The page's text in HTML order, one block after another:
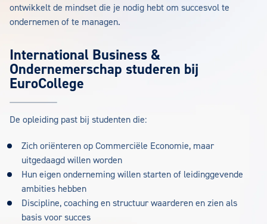
ontwikkelt de mindset die je nodig hebt om succesvol te
ondernemen of te managen.
International Business &
Ondernemerschap studeren bij
EuroCollege
De opleiding past bij studenten die:
Zich oriënteren op Commerciële Economie, maar
uitgedaagd willen worden
Hun eigen onderneming willen starten of leidinggevende
ambities hebben
Discipline, coaching en structuur waarderen en zien als
basis voor succes